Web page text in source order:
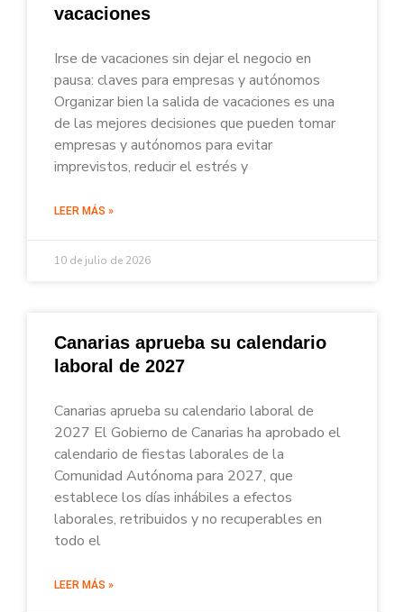
vacaciones
Irse de vacaciones sin dejar el negocio en
pausa: claves para empresas y autónomos
Organizar bien la salida de vacaciones es una
de las mejores decisiones que pueden tomar
empresas y autónomos para evitar
imprevistos, reducir el estrés y
LEER MÁS »
10 de julio de 2026
Canarias aprueba su calendario
laboral de 2027
Canarias aprueba su calendario laboral de
2027 El Gobierno de Canarias ha aprobado el
calendario de fiestas laborales de la
Comunidad Autónoma para 2027, que
establece los días inhábiles a efectos
laborales, retribuidos y no recuperables en
todo el
LEER MÁS »